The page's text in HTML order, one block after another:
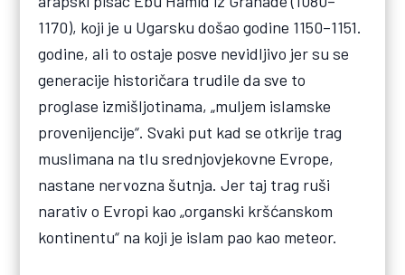
1170), koji je u Ugarsku došao godine 1150–1151.
godine, ali to ostaje posve nevidljivo jer su se
generacije historičara trudile da sve to
proglase izmišljotinama, „muljem islamske
provenijencije“. Svaki put kad se otkrije trag
muslimana na tlu srednjovjekovne Evrope,
nastane nervozna šutnja. Jer taj trag ruši
narativ o Evropi kao „organski kršćanskom
kontinentu“ na koji je islam pao kao meteor.